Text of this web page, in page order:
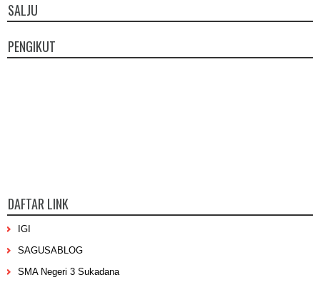
SALJU
PENGIKUT
DAFTAR LINK
IGI
SAGUSABLOG
SMA Negeri 3 Sukadana